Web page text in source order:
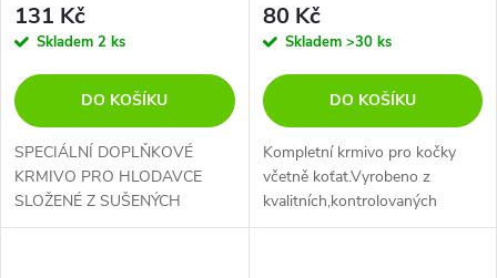
131 Kč
Skladem 2 ks
DO KOŠÍKU
SPECIÁLNÍ DOPLŇKOVÉ
KRMIVO PRO HLODAVCE
SLOŽENÉ Z SUŠENÝCH
PLODIN
80 Kč
Skladem >30 ks
DO KOŠÍKU
Kompletní krmivo pro kočky
včetně koťat.Vyrobeno z
kvalitních,kontrolovaných
surovin,obohaceno o taurin.